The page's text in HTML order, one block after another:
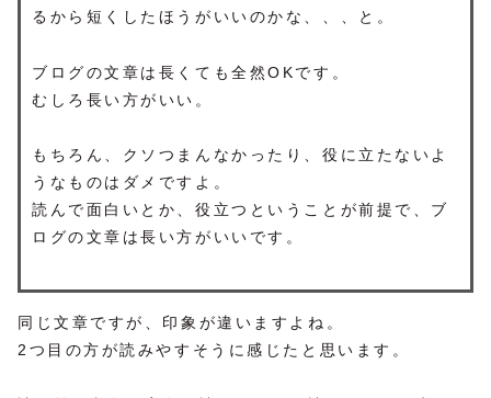
るから短くしたほうがいいのかな、、、と。
ブログの文章は長くても全然OKです。
むしろ長い方がいい。
もちろん、クソつまんなかったり、役に立たないよ
うなものはダメですよ。
読んで面白いとか、役立つということが前提で、ブ
ログの文章は長い方がいいです。
同じ文章ですが、印象が違いますよね。
2つ目の方が読みやすそうに感じたと思います。